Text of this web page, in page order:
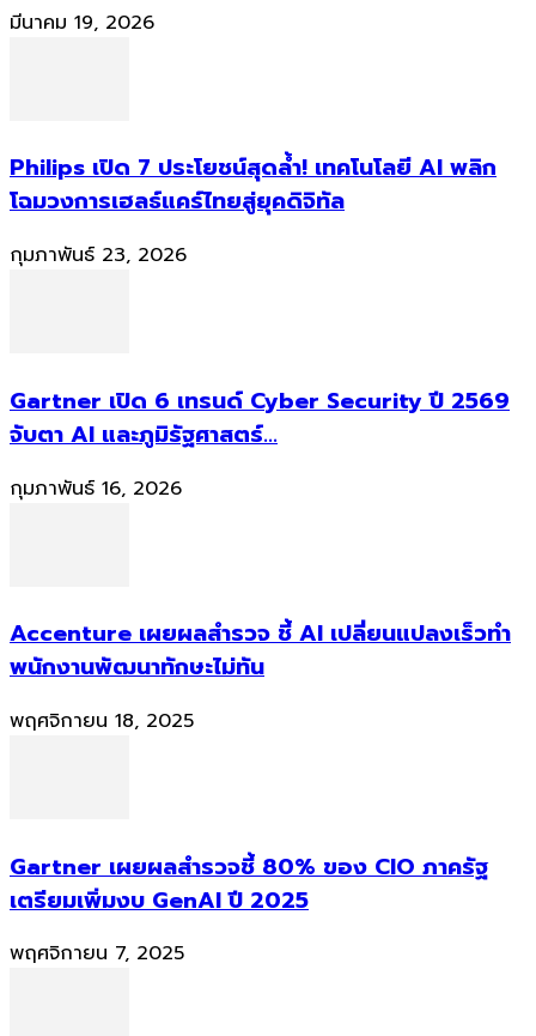
มีนาคม 19, 2026
Philips เปิด 7 ประโยชน์สุดล้ำ! เทคโนโลยี AI พลิก
โฉมวงการเฮลธ์แคร์ไทยสู่ยุคดิจิทัล
กุมภาพันธ์ 23, 2026
Gartner เปิด 6 เทรนด์ Cyber Security ปี 2569
จับตา AI และภูมิรัฐศาสตร์...
กุมภาพันธ์ 16, 2026
Accenture เผยผลสำรวจ ชี้ AI เปลี่ยนแปลงเร็วทำ
พนักงานพัฒนาทักษะไม่ทัน
พฤศจิกายน 18, 2025
Gartner เผยผลสำรวจชี้ 80% ของ CIO ภาครัฐ
เตรียมเพิ่มงบ GenAI ปี 2025
พฤศจิกายน 7, 2025